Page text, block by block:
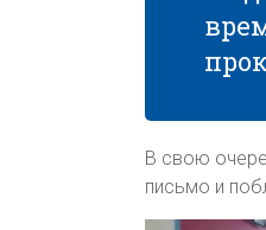
В свою
письмо и